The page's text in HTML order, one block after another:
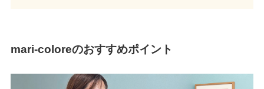
mari-coloreのおすすめポイント